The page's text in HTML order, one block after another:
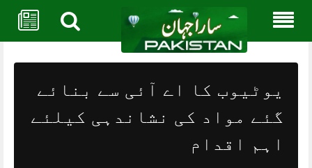
content
یوٹیوب کا اے آئی سے بنائے
گئے مواد کی نشاندہی کیلئے
اہم اقدام